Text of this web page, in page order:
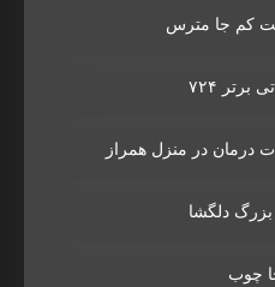
کم جا مترس
۷۲۴
در منزل همراز
دلگشا
چوب